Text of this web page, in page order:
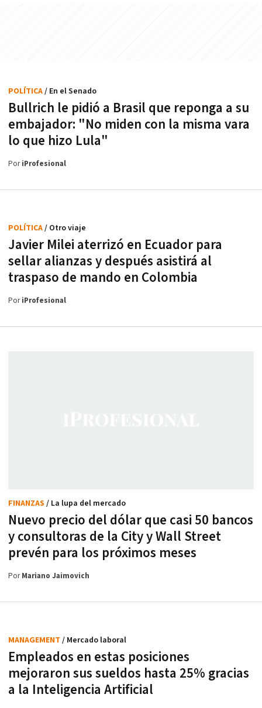
Bullrich le pidió a Brasil que reponga a su
embajador: "No miden con la misma vara
lo que hizo Lula"
POLÍTICA/ En el Senado
PoriProfesional
Javier Milei aterrizó en Ecuador para
sellar alianzas y después asistirá al
traspaso de mando en Colombia
POLÍTICA/ Otro viaje
PoriProfesional
Nuevo precio del dólar que casi 50 bancos
y consultoras de la City y Wall Street
prevén para los próximos meses
FINANZAS / La lupa del mercado
PorMariano Jaimovich
Empleados en estas posiciones
mejoraron sus sueldos hasta 25% gracias
a la Inteligencia Artificial
MANAGEMENT / Mercado laboral